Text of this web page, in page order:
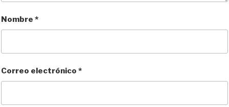
Nombre *
Correo electrónico *